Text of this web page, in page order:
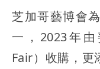
芝加哥藝博會
一，2023年
Fair）收購，更